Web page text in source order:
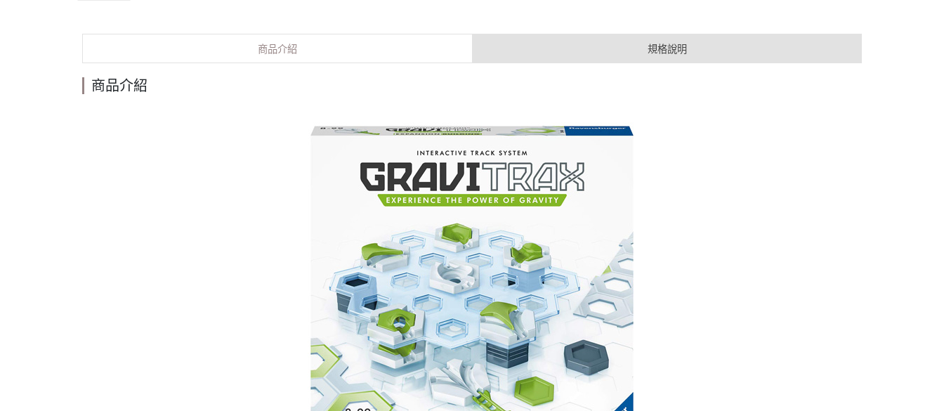
商品介紹 規格說明
商品介紹